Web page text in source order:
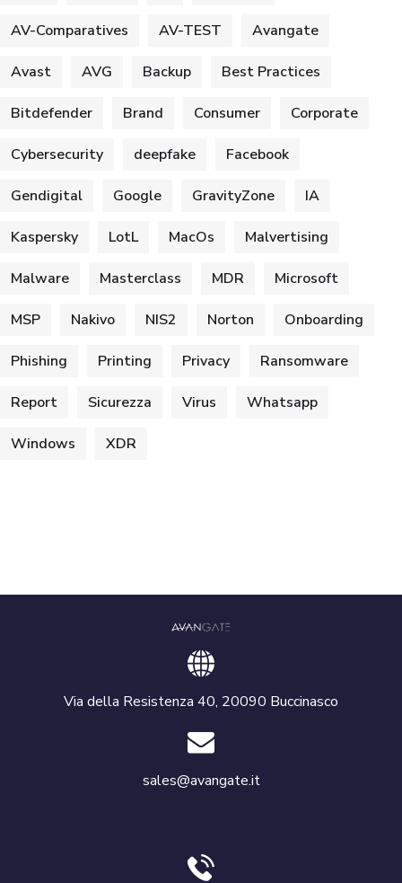
AV-Comparatives AV-TEST Avangate
Avast AVG Backup Best Practices
Bitdefender Brand Consumer Corporate
Cybersecurity deepfake Facebook
Gendigital Google GravityZone IA
Kaspersky LotL MacOs Malvertising
Malware Masterclass MDR Microsoft
MSP Nakivo NIS2 Norton Onboarding
Phishing Printing Privacy Ransomware
Report Sicurezza Virus Whatsapp
Windows XDR
Via della Resistenza 40, 20090 Buccinasco
sales@avangate.it